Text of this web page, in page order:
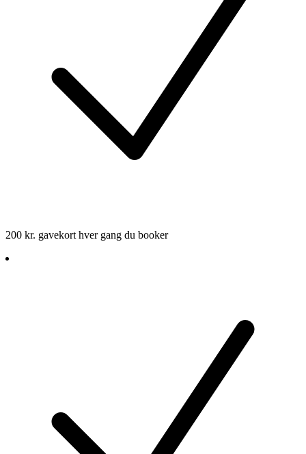
200 kr. gavekort hver gang du booker